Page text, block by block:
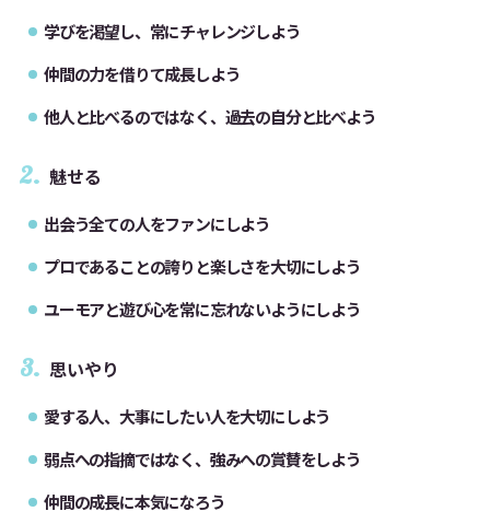
学びを渇望し、常にチャレンジしよう
仲間の力を借りて成長しよう
他人と比べるのではなく、過去の自分と比べよう
2. 魅せる
出会う全ての人をファンにしよう
プロであることの誇りと楽しさを大切にしよう
ユーモアと遊び心を常に忘れないようにしよう
3. 思いやり
愛する人、大事にしたい人を大切にしよう
弱点への指摘ではなく、強みへの賞賛をしよう
仲間の成長に本気になろう